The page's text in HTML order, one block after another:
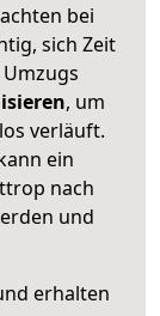
bei
sich Zeit
, um
verläuft.
ein
nach
und
erhalten